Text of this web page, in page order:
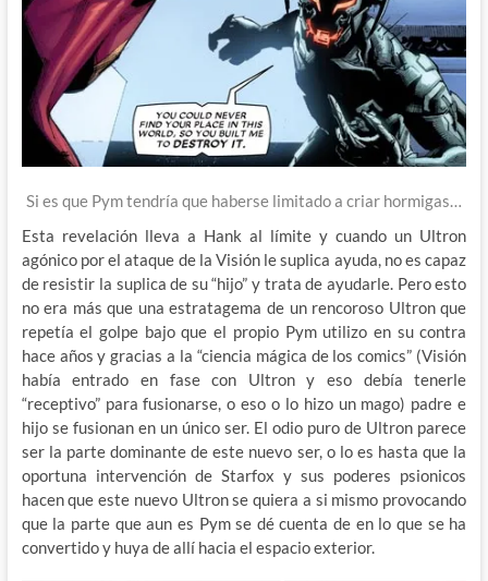
Si es que Pym tendría que haberse limitado a criar hormigas…
Esta revelación lleva a Hank al límite y cuando un Ultron
agónico por el ataque de la Visión le suplica ayuda, no es capaz
de resistir la suplica de su “hijo” y trata de ayudarle. Pero esto
no era más que una estratagema de un rencoroso Ultron que
repetía el golpe bajo que el propio Pym utilizo en su contra
hace años y gracias a la “ciencia mágica de los comics” (Visión
había entrado en fase con Ultron y eso debía tenerle
“receptivo” para fusionarse, o eso o lo hizo un mago) padre e
hijo se fusionan en un único ser. El odio puro de Ultron parece
ser la parte dominante de este nuevo ser, o lo es hasta que la
oportuna intervención de Starfox y sus poderes psionicos
hacen que este nuevo Ultron se quiera a si mismo provocando
que la parte que aun es Pym se dé cuenta de en lo que se ha
convertido y huya de allí hacia el espacio exterior.